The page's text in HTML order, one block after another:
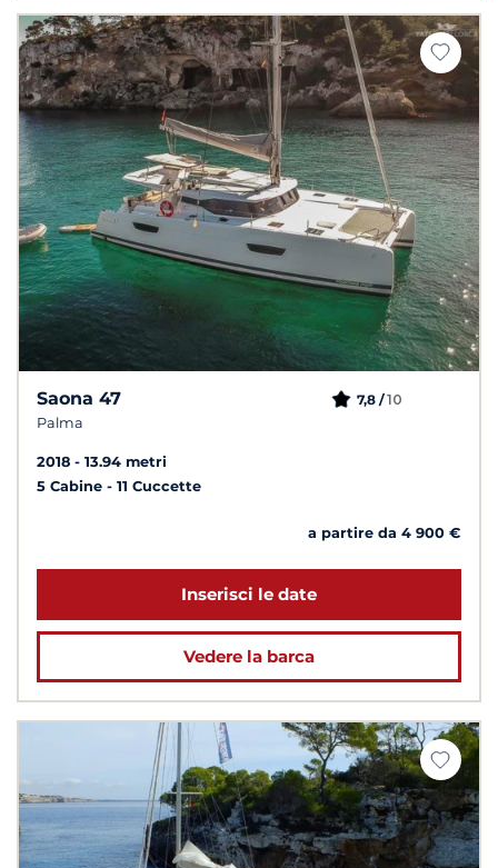
Saona 47
Palma
7,8 /10
2018
13.94 metri
5 Cabine
11 Cuccette
a partire da 4 900 €
Inserisci le date
Vedere la barca